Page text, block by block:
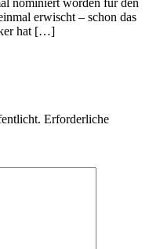
nominiert worden für den
erwischt – schon das
hat […]
Erforderliche